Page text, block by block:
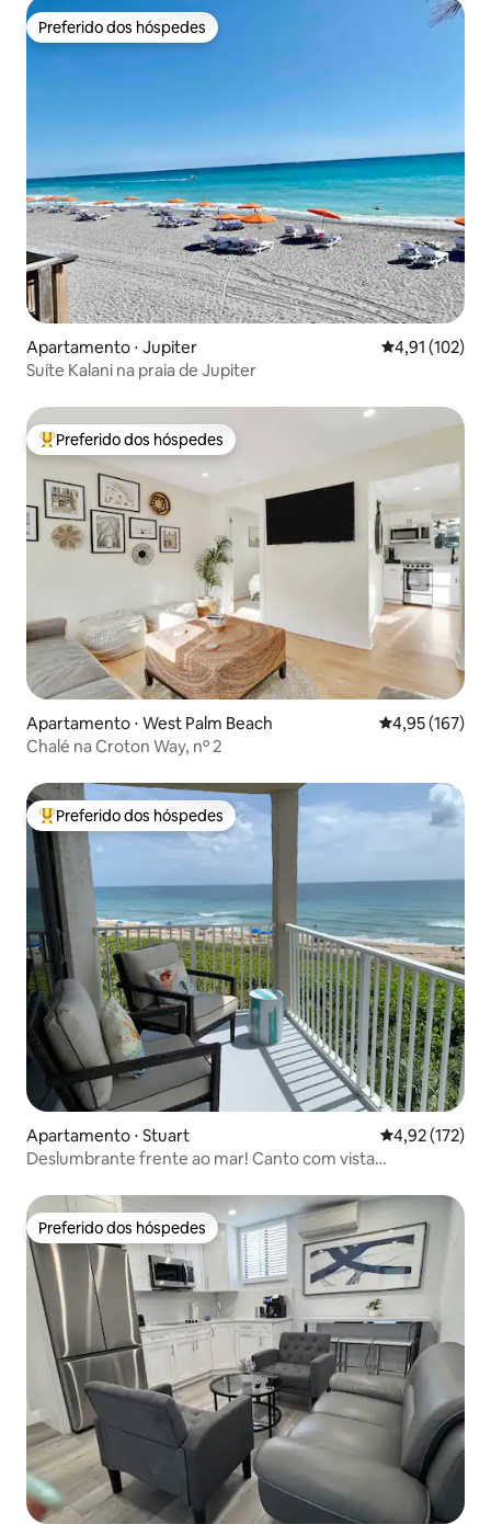
Preferido dos hóspedes
Preferido dos hóspedes
Apartamento ⋅ Jupiter 4,91 de uma
4,91 (102)
Suíte Kalani na praia de Jupiter
Entre os melhores preferidos dos hóspedes
Preferido dos hóspedes
Apartamento ⋅ West Palm Beach 4,95 de uma
4,95 (167)
Chalé na Croton Way, nº 2
Entre os melhores preferidos dos hóspedes
Preferido dos hóspedes
Apartamento ⋅ Stuart 4,92 de uma
4,92 (172)
Deslumbrante frente ao mar! Canto com vista
Preferido dos hóspedes
Preferido dos hóspedes